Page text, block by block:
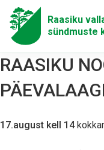
Raasiku
sündmuste
RAASIKU
17.august kell 14